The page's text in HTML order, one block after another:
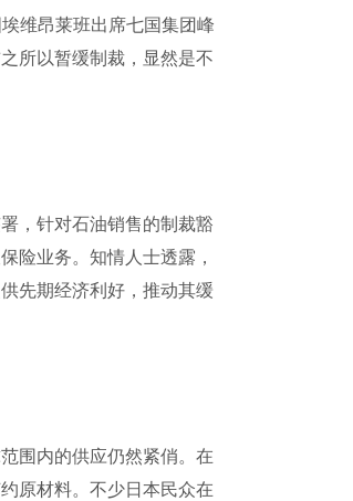
维昂莱班出席七国集团峰
所以暂缓制裁，显然是不
，针对石油销售的制裁豁
险业务。知情人士透露，
先期经济利好，推动其缓
围内的供应仍然紧俏。在
原材料。不少日本民众在